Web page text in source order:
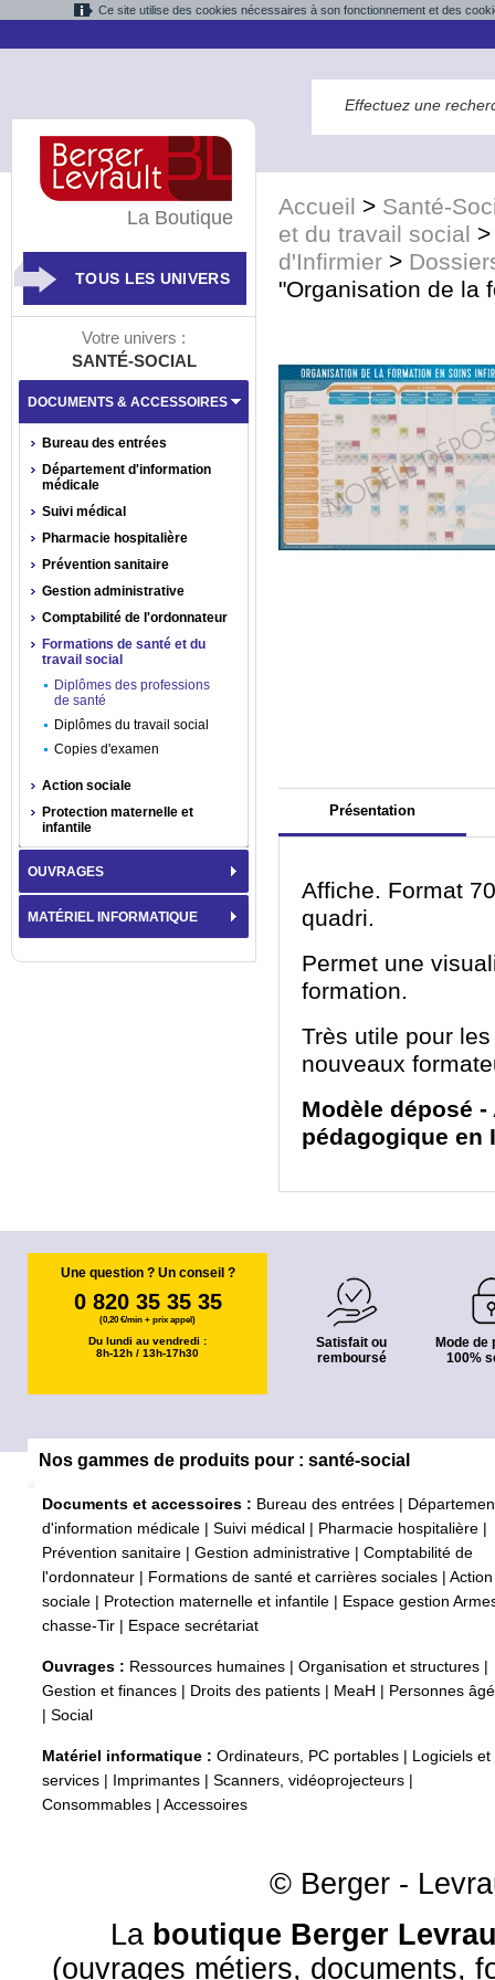
Ce site utilise des cookies nécessaires à son fonctionnement et des
Accueil > Santé-
et du travail social
d'Infirmier >
"Organisation de la
Présentation
Affiche. Format
quadri.
Permet une
formation.
Très utile pour
nouveaux
Modèle déposé
pédagogique en
La Boutique
TOUS LES UNIVERS
Votre univers :
SANTÉ-SOCIAL
DOCUMENTS & ACCESSOIRES
Bureau des entrées
Département d'information
médicale
Suivi médical
Pharmacie hospitalière
Prévention sanitaire
Gestion administrative
Comptabilité de l'ordonnateur
Formations de santé et du
travail social
Diplômes des professions
de santé
Diplômes du travail social
Copies d'examen
Action sociale
Protection maternelle et
infantile
OUVRAGES
MATÉRIEL INFORMATIQUE
Une question ? Un conseil ?
0 820 35 35 35
(0,20 €/min + prix appel)
Du lundi au vendredi :
8h-12h / 13h-17h30
Satisfait ou
remboursé
Mode de
100%
Nos gammes de produits pour : santé-social
Documents et accessoires : Bureau des entrées
d'information médicale
Suivi médical Pharmacie hospitalière
Prévention sanitaire
Gestion administrative
Comptabilité de
l'ordonnateur
Formations de santé et carrières sociales
Action
sociale
Protection maternelle et infantile
Espace gestion
chasse-Tir
Espace secrétariat
Ouvrages : Ressources humaines Organisation et structures
Gestion et finances
Droits des patients MeaH
Personnes
Social
Matériel informatique : Ordinateurs, PC portables
Logiciels et
services
Imprimantes Scanners, vidéoprojecteurs
Consommables
Accessoires
© Berger -
La boutique Berger
(ouvrages métiers, documents,